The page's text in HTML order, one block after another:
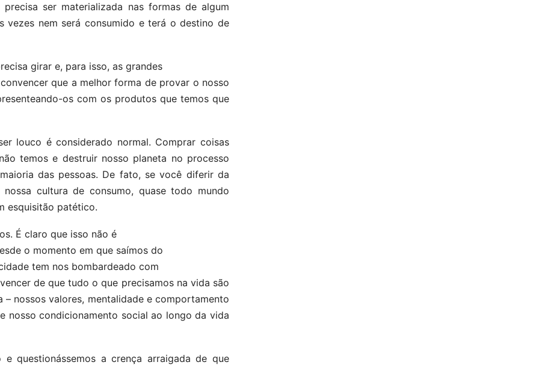
ser materializada nas formas de algum
vezes nem será consumido e terá o destino de
girar e, para isso, as grandes
que a melhor forma de provar o nosso
os com os produtos que temos que
louco é considerado normal. Comprar coisas
temos e destruir nosso planeta no processo
das pessoas. De fato, se você diferir da
cultura de consumo, quase todo mundo
esquisitão patético.
É claro que isso não é
o momento em que saímos do
tem nos bombardeado com
de que tudo o que precisamos na vida são
nossos valores, mentalidade e comportamento
nosso condicionamento social ao longo da vida
questionássemos a crença arraigada de que